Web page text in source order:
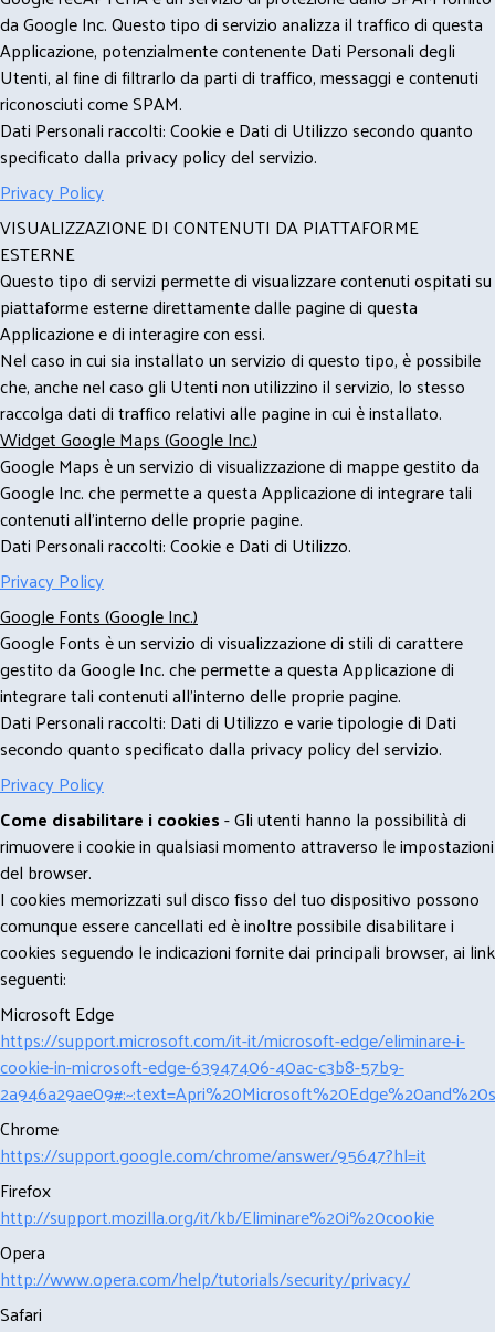
da Google Inc. Questo tipo di servizio analizza il traffico di questa
Applicazione, potenzialmente contenente Dati Personali degli
Utenti, al fine di filtrarlo da parti di traffico, messaggi e contenuti
riconosciuti come SPAM.
Dati Personali raccolti: Cookie e Dati di Utilizzo secondo quanto
specificato dalla privacy policy del servizio.
Privacy Policy
VISUALIZZAZIONE DI CONTENUTI DA PIATTAFORME
ESTERNE
Questo tipo di servizi permette di visualizzare contenuti ospitati su
piattaforme esterne direttamente dalle pagine di questa
Applicazione e di interagire con essi.
Nel caso in cui sia installato un servizio di questo tipo, è possibile
che, anche nel caso gli Utenti non utilizzino il servizio, lo stesso
raccolga dati di traffico relativi alle pagine in cui è installato.
Widget Google Maps (Google Inc.)
Google Maps è un servizio di visualizzazione di mappe gestito da
Google Inc. che permette a questa Applicazione di integrare tali
contenuti all'interno delle proprie pagine.
Dati Personali raccolti: Cookie e Dati di Utilizzo.
Privacy Policy
Google Fonts (Google Inc.)
Google Fonts è un servizio di visualizzazione di stili di carattere
gestito da Google Inc. che permette a questa Applicazione di
integrare tali contenuti all'interno delle proprie pagine.
Dati Personali raccolti: Dati di Utilizzo e varie tipologie di Dati
secondo quanto specificato dalla privacy policy del servizio.
Privacy Policy
Come disabilitare i cookies- Gli utenti hanno la possibilità di
rimuovere i cookie in qualsiasi momento attraverso le impostazioni
del browser.
I cookies memorizzati sul disco fisso del tuo dispositivo possono
comunque essere cancellati ed è inoltre possibile disabilitare i
cookies seguendo le indicazioni fornite dai principali browser, ai link
seguenti:
Microsoft Edge
https://support.microsoft.com/it-it/microsoft-edge/eliminare-i-
cookie-in-microsoft-edge-63947406-40ac-c3b8-57b9-
Chrome
https://support.google.com/chrome/answer/95647?hl=it
Firefox
http://support.mozilla.org/it/kb/Eliminare%20i%20cookie
Opera
http://www.opera.com/help/tutorials/security/privacy/
Safari